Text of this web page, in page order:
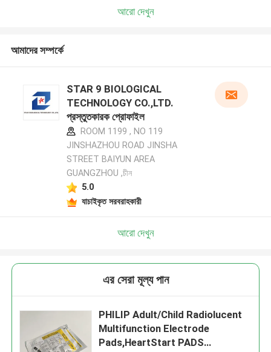
আরো দেখুন
আমাদের সম্পর্কে
STAR 9 BIOLOGICAL
TECHNOLOGY CO.,LTD.
প্রস্তুতকারক প্রোফাইল
ROOM 1199 , NO 119
JINSHAZHOU ROAD JINSHA
STREET BAIYUN AREA
GUANGZHOU ,চীন
5.0
যাচাইকৃত সরবরাহকারী
আরো দেখুন
এর সেরা মূল্য পান
PHILIP Adult/Child Radiolucent
Multifunction Electrode
Pads,HeartStart PADS